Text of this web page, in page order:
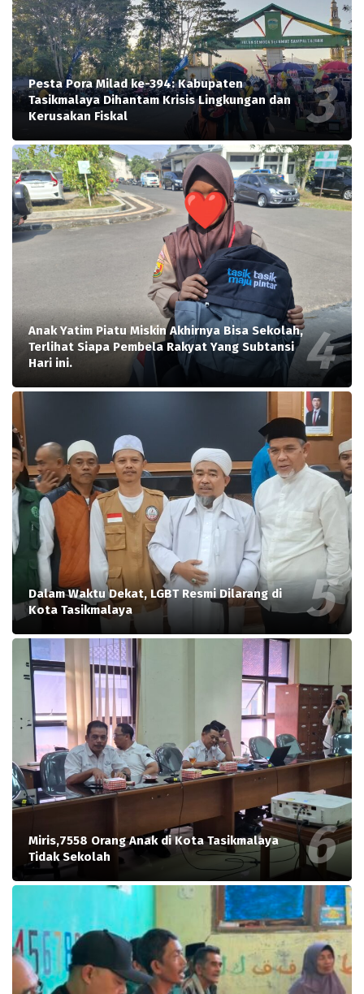
Pesta Pora Milad ke-394: Kabupaten
Tasikmalaya Dihantam Krisis Lingkungan dan
Kerusakan Fiskal
Anak Yatim Piatu Miskin Akhirnya Bisa Sekolah,
Terlihat Siapa Pembela Rakyat Yang Subtansi
Hari ini.
Dalam Waktu Dekat, LGBT Resmi Dilarang di
Kota Tasikmalaya
Miris,7558 Orang Anak di Kota Tasikmalaya
Tidak Sekolah